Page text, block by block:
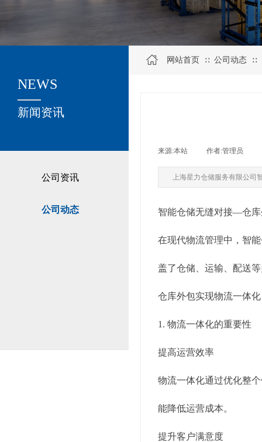
公司资讯
公司动态
关于我们
新闻资讯
NEWS
网站首页 ∷ 公司动态 ∷
来源:本站 作者:管理员
上海星力仓储服务有限公
智能仓储无缝对接—仓
在现代物流管理中，智
盖了仓储、运输、配送
仓库外包实现物流一体
1. 物流一体化的重要性
提高运营效率
物流一体化通过优化整
能降低运营成本。
提升客户满意度